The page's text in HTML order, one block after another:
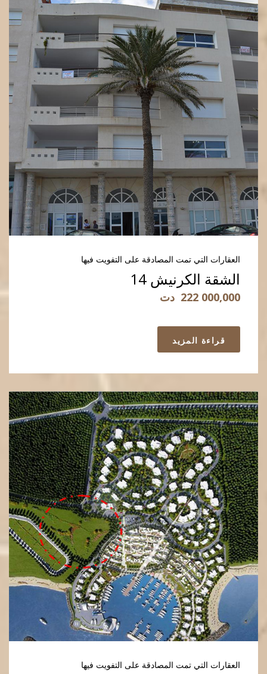
العقارات التي تمت المصادقة على التفويت فيها
الشقة الكرنيش 14
222 000,000 دت
قراءة المزيد
العقارات التي تمت المصادقة على التفويت فيها